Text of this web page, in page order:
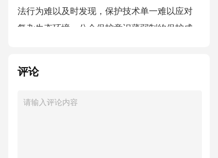
法行为难以及时发现，保护技术单一难以应对
复杂生态环境，公众保护意识薄弱制约保护成
植物的实时监控；可以开发高效的人工繁育技
术，提升濒危物种存活率；可以运用现代生物
评论